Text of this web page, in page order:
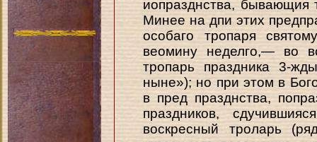
иопразднства,
Минее на дпи этих
особаго тропаря
веомину неделго,— во
тропарь праздника 3-
ныне»); но при этом в
в пред празднства,
праздников,
воскресный троларь